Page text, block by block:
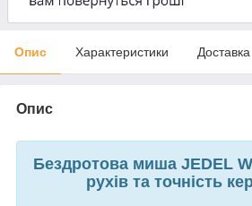
Опис Характеристики Доставка
Опис
Бездротова миша JEDEL
рухів та точність